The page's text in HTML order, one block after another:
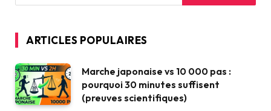
ARTICLES POPULAIRES
Marche japonaise vs 10 000 pas :
pourquoi 30 minutes suffisent
(preuves scientifiques)